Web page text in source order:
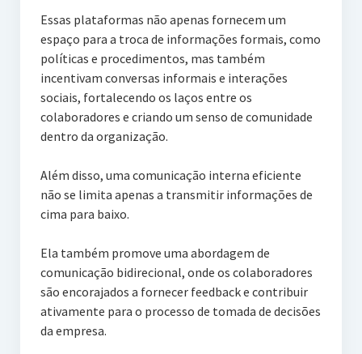
Essas plataformas não apenas fornecem um
espaço para a troca de informações formais, como
políticas e procedimentos, mas também
incentivam conversas informais e interações
sociais, fortalecendo os laços entre os
colaboradores e criando um senso de comunidade
dentro da organização.
Além disso, uma comunicação interna eficiente
não se limita apenas a transmitir informações de
cima para baixo.
Ela também promove uma abordagem de
comunicação bidirecional, onde os colaboradores
são encorajados a fornecer feedback e contribuir
ativamente para o processo de tomada de decisões
da empresa.